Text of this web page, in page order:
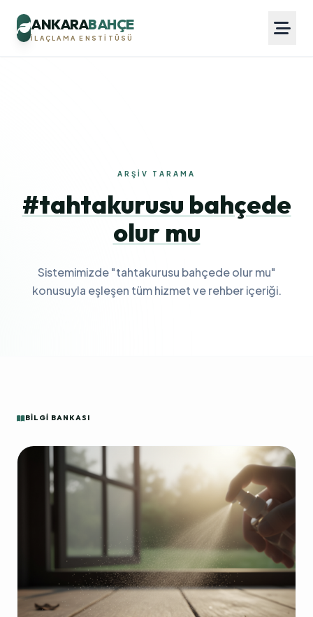
ANKARABAHÇE
İLAÇLAMA ENSTITÜSÜ
ARŞIV TARAMA
#tahtakurusu bahçede
olur mu
Sistemimizde "tahtakurusu bahçede olur mu"
konusuyla eşleşen tüm hizmet ve rehber içeriği.
BILGI BANKASI